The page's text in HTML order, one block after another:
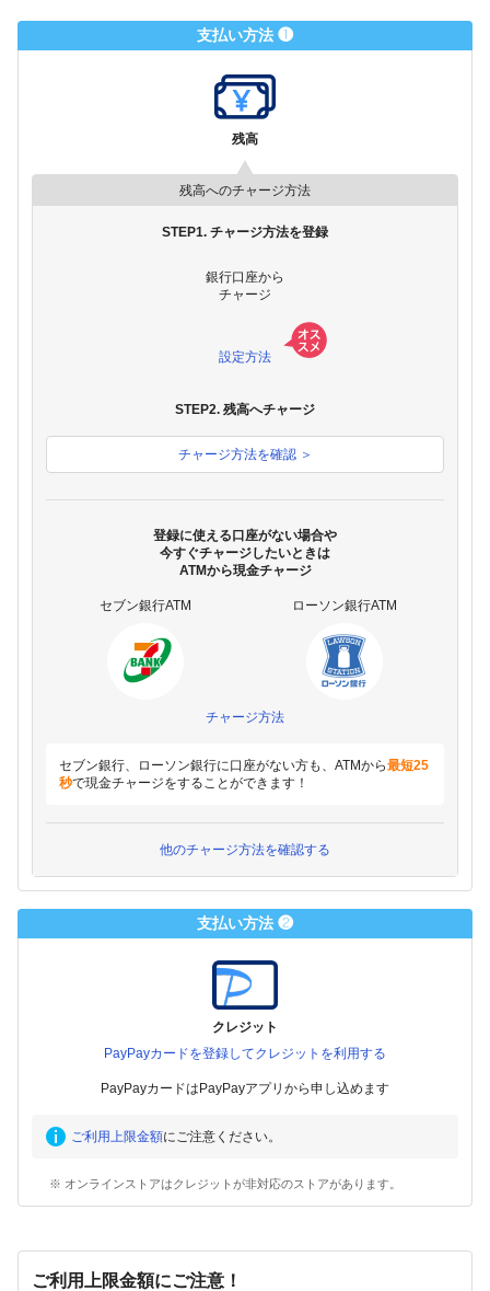
支払い方法 ❶
残高
残高へのチャージ方法
STEP1. チャージ方法を登録
銀行口座から
チャージ
設定方法
STEP2. 残高へチャージ
チャージ方法を確認 ＞
登録に使える口座がない場合や
今すぐチャージしたいときは
ATMから現金チャージ
セブン銀行ATM ローソン銀行ATM
チャージ方法
セブン銀行、ローソン銀行に口座がない方も、ATMから最短25
秒で現金チャージをすることができます！
他のチャージ方法を確認する
支払い方法 ❷
クレジット
PayPayカードを登録してクレジットを利用する
PayPayカードはPayPayアプリから申し込めます
ご利用上限金額にご注意ください。
※ オンラインストアはクレジットが非対応のストアがあります。
ご利用上限金額にご注意！